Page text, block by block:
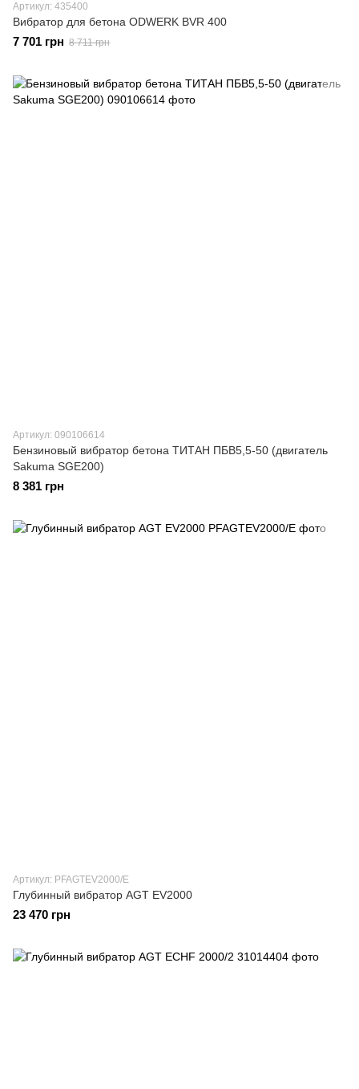
Артикул: 435400
Вибратор для бетона ODWERK BVR 400
7 701 грн 8 711 грн
Артикул: 090106614
Бензиновый вибратор бетона ТИТАН ПБВ5,5-50 (двигатель
Sakuma SGE200)
8 381 грн
Артикул: PFAGTEV2000/E
Глубинный вибратор AGT EV2000
23 470 грн